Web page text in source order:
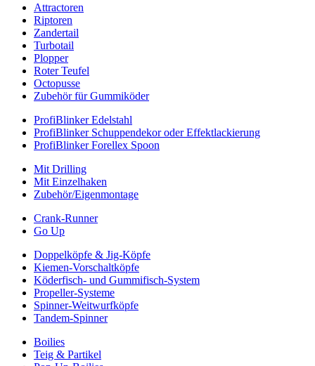
Attractoren
Riptoren
Zandertail
Turbotail
Plopper
Roter Teufel
Octopusse
Zubehör für Gummiköder
ProfiBlinker Edelstahl
ProfiBlinker Schuppendekor oder Effektlackierung
ProfiBlinker Forellex Spoon
Mit Drilling
Mit Einzelhaken
Zubehör/Eigenmontage
Crank-Runner
Go Up
Doppelköpfe & Jig-Köpfe
Kiemen-Vorschaltköpfe
Köderfisch- und Gummifisch-System
Propeller-Systeme
Spinner-Weitwurfköpfe
Tandem-Spinner
Boilies
Teig & Partikel